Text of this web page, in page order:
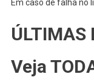
Em caso de falha no
ÚLTIMAS
Veja